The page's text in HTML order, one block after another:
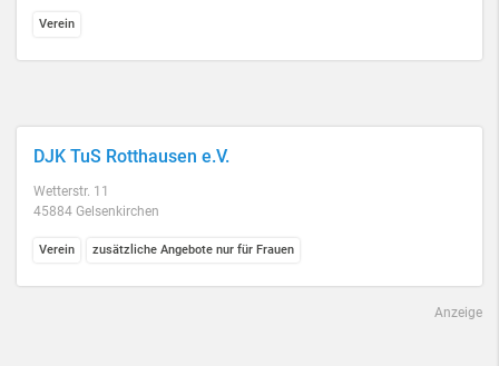
Verein
DJK TuS Rotthausen e.V.
Wetterstr. 11
45884 Gelsenkirchen
Verein zusätzliche Angebote nur für Frauen
Anzeige